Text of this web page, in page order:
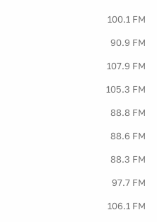
100.1 FM
90.9 FM
107.9 FM
105.3 FM
88.8 FM
88.6 FM
88.3 FM
97.7 FM
106.1 FM